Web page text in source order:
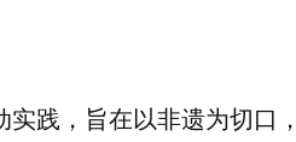
践，旨在以非遗为切口